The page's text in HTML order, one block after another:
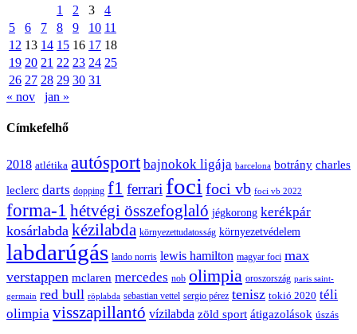
1
2 3
4
5
6 7 8 9 10 11
12 13 14 15 16 17 18
19 20 21 22 23 24 25
26 27 28 29 30 31
« nov
jan »
Címkefelhő
2018 atlétika autósport bajnokok ligája barcelona botrány charles
leclerc darts dopping f1 ferrari foci foci vb foci vb 2022
forma-1 hétvégi összefoglaló jégkorong kerékpár
kosárlabda kézilabda környezettudatosság környezetvédelem
labdarúgás lando norris lewis hamilton magyar foci max
verstappen mclaren mercedes nob olimpia oroszország paris saint-
germain red bull röplabda sebastian vettel sergio pérez tenisz tokió 2020 téli
olimpia visszapillantó vízilabda zöld sport átigazolások úszás